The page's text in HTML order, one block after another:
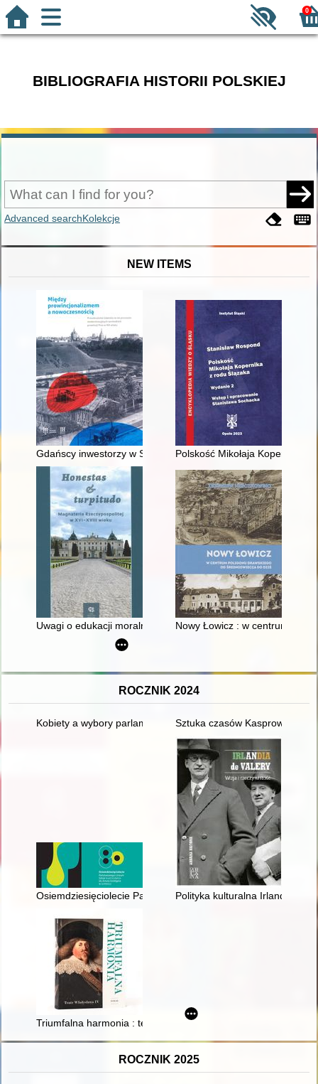
0
BIBLIOGRAFIA HISTORII POLSKIEJ
Advanced searchKolekcje
NEW ITEMS
Gdańscy inwestorzy w Sopocie : prestiż finansowy i
Polskość Mikołaja Kopernika z
Uwagi o edukacji moralnej synów szlacheckich w XVI-
Nowy Łowicz : w centrum
ROCZNIK 2024
Kobiety a wybory parlamentarne w Polsce w 2023 r. =
Sztuka czasów Kasprowicza i
Osiemdziesięciolecie Państwowego Liceum Sztuk
Polityka kulturalna Irlandii w
Triumfalna harmonia : teatr Władysława IV : eseje
ROCZNIK 2025